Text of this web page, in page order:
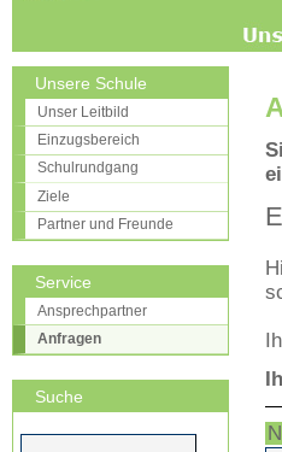
Unsere Schule
Unser Leitbild
Einzugsbereich
Schulrundgang
Ziele
Partner und Freunde
Service
Ansprechpartner
Anfragen
Suche